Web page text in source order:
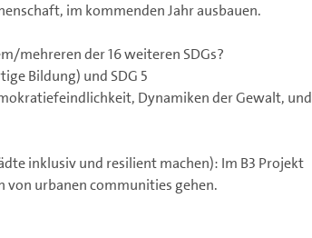
im kommenden Jahr ausbauen.
mehreren der 16 weiteren SDGs?
Bildung) und SDG 5
Dynamiken der Gewalt, und
inklusiv und resilient machen): Im B3 Projekt
von urbanen communities gehen.